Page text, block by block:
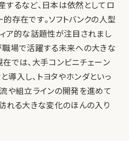
するなど、日本は依然としてロ
存在です。ソフトバンクの人型
ィア的な話題性が注目されまし
職場で活躍する未来への大きな
では、大手コンビニチェーン
導入し、トヨタやホンダといっ
や組立ラインの開発を進めて
れる大きな変化のほんの入り